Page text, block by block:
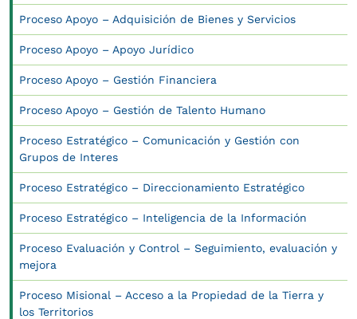
Proceso Apoyo – Adquisición de Bienes y Servicios
Proceso Apoyo – Apoyo Jurídico
Proceso Apoyo – Gestión Financiera
Proceso Apoyo – Gestión de Talento Humano
Proceso Estratégico – Comunicación y Gestión con
Grupos de Interes
Proceso Estratégico – Direccionamiento Estratégico
Proceso Estratégico – Inteligencia de la Información
Proceso Evaluación y Control – Seguimiento, evaluación y
mejora
Proceso Misional – Acceso a la Propiedad de la Tierra y
los Territorios